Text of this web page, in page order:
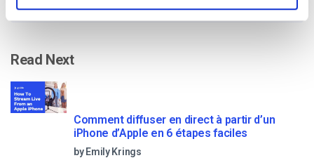
Read Next
Comment diffuser en direct à partir d’un
iPhone d’Apple en 6 étapes faciles
by Emily Krings